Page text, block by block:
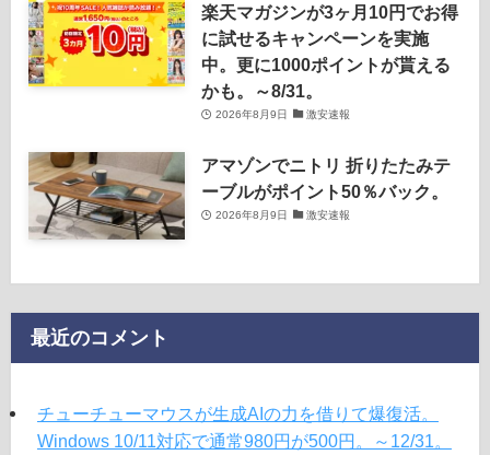
楽天マガジンが3ヶ月10円でお得
に試せるキャンペーンを実施
中。更に1000ポイントが貰える
かも。～8/31。
2026年8月9日 激安速報
アマゾンでニトリ 折りたたみテ
ーブルがポイント50％バック。
2026年8月9日 激安速報
最近のコメント
チューチューマウスが生成AIの力を借りて爆復活。
Windows 10/11対応で通常980円が500円。～12/31。